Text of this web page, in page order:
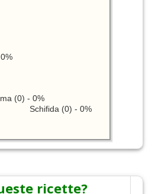
Schifida (0) - 0%
(0) - 0%
ricette?